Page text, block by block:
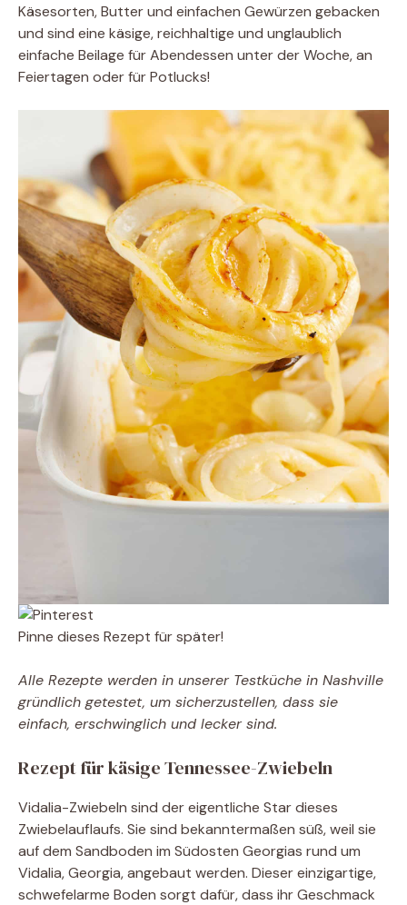
Käsesorten, Butter und einfachen Gewürzen gebacken
und sind eine käsige, reichhaltige und unglaublich
einfache Beilage für Abendessen unter der Woche, an
Feiertagen oder für Potlucks!
Pinne dieses Rezept für später!
Alle Rezepte werden in unserer Testküche in Nashville
gründlich getestet, um sicherzustellen, dass sie
einfach, erschwinglich und lecker sind.
Rezept für käsige Tennessee-Zwiebeln
Vidalia-Zwiebeln sind der eigentliche Star dieses
Zwiebelauflaufs. Sie sind bekanntermaßen süß, weil sie
auf dem Sandboden im Südosten Georgias rund um
Vidalia, Georgia, angebaut werden. Dieser einzigartige,
schwefelarme Boden sorgt dafür, dass ihr Geschmack